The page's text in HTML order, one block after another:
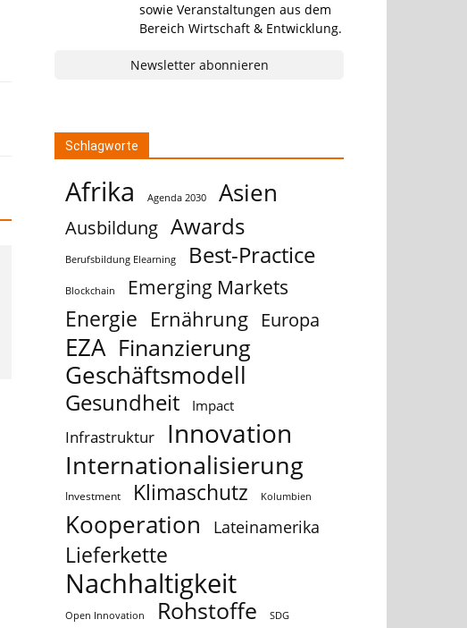
sowie Veranstaltungen aus dem
Bereich Wirtschaft & Entwicklung.
Newsletter abonnieren
Schlagworte
Afrika Agenda 2030 Asien
Ausbildung Awards
Berufsbildung Elearning Best-Practice
Blockchain Emerging Markets
Energie Ernährung Europa
EZA Finanzierung
Geschäftsmodell
Gesundheit Impact
Infrastruktur Innovation
Internationalisierung
Investment Klimaschutz Kolumbien
Kooperation Lateinamerika
Lieferkette
Nachhaltigkeit
Open Innovation Rohstoffe SDG